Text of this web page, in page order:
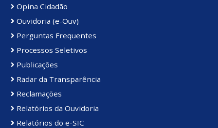
Opina Cidadão
Ouvidoria (e-Ouv)
Perguntas Frequentes
Processos Seletivos
Publicações
Radar da Transparência
Reclamações
Relatórios da Ouvidoria
Relatórios do e-SIC